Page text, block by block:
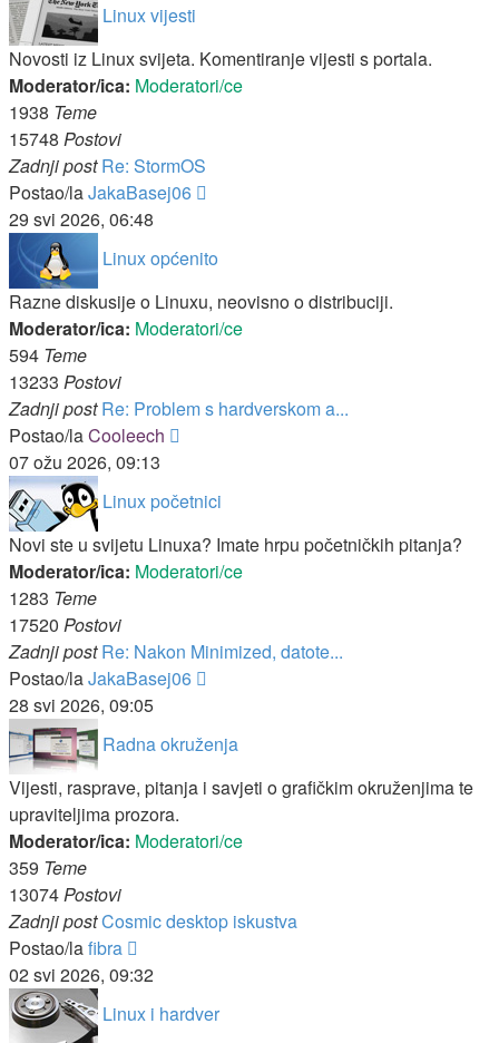
Linux vijesti
Novosti iz Linux svijeta. Komentiranje vijesti s portala.
Moderator/ica: Moderatori/ce
1938 Teme
15748 Postovi
Zadnji post Re: StormOS
Postao/laJakaBasej06
29 svi 2026, 06:48
Linux općenito
Razne diskusije o Linuxu, neovisno o distribuciji.
Moderator/ica: Moderatori/ce
594 Teme
13233 Postovi
Zadnji post Re: Problem s hardverskom a...
Postao/laCooleech
07 ožu 2026, 09:13
Linux početnici
Novi ste u svijetu Linuxa? Imate hrpu početničkih pitanja?
Moderator/ica: Moderatori/ce
1283 Teme
17520 Postovi
Zadnji post Re: Nakon Minimized, datote...
Postao/laJakaBasej06
28 svi 2026, 09:05
Radna okruženja
Vijesti, rasprave, pitanja i savjeti o grafičkim okruženjima te
upraviteljima prozora.
Moderator/ica: Moderatori/ce
359 Teme
13074Postovi
Zadnji postCosmic desktop iskustva
Postao/lafibra
post
02 svi 2026, 09:32
Linux i hardver